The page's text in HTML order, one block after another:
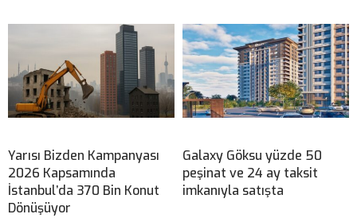
Yarısı Bizden Kampanyası
2026 Kapsamında
İstanbul’da 370 Bin Konut
Dönüşüyor
Galaxy Göksu yüzde 50
peşinat ve 24 ay taksit
imkanıyla satışta